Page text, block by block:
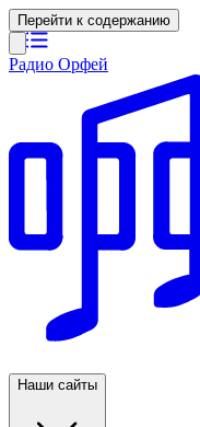
Перейти к содержанию
Радио Орфей
Наши сайты